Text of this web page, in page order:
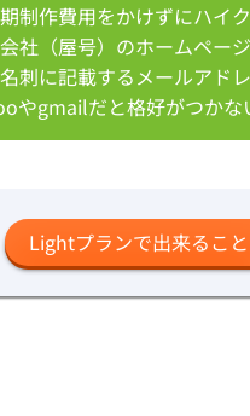
期制作費用をかけずにハイ
社（屋号）のホームペー
刺に記載するメールアド
やgmailだと格好がつかな
Lightプランで出来ること